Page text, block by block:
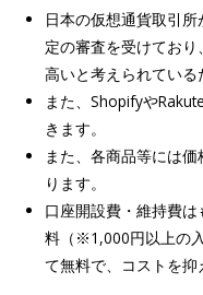
日本の仮想通貨取引
定の審査を受けてお
高いと考えられている
また、Shopifyや
きます。
また、各商品等には
ります。
口座開設費・維持費
料（※1,000円以上の
て無料で、コストを抑